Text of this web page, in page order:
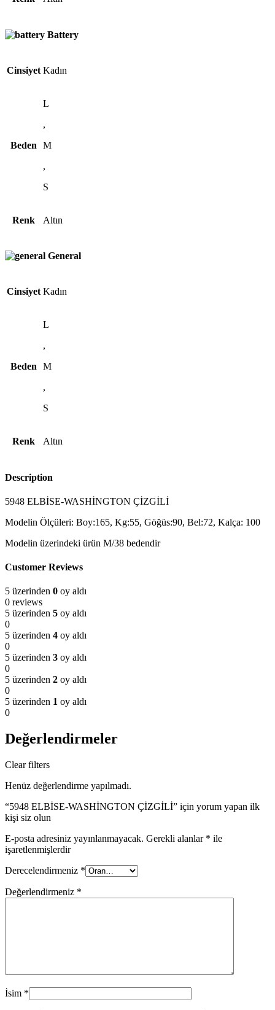
Battery
Cinsiyet Kadın
Beden
L
,
M
,
S
Renk Altın
General
Cinsiyet Kadın
Beden
L
,
M
,
S
Renk Altın
Description
5948 ELBİSE-WASHİNGTON ÇİZGİLİ
Modelin Ölçüleri: Boy:165, Kg:55, Göğüs:90, Bel:72, Kalça: 100
Modelin üzerindeki ürün M/38 bedendir
Customer Reviews
5 üzerinden 0 oy aldı
0 reviews
5 üzerinden 5 oy aldı
0
5 üzerinden 4 oy aldı
0
5 üzerinden 3 oy aldı
0
5 üzerinden 2 oy aldı
0
5 üzerinden 1 oy aldı
0
Değerlendirmeler
Clear filters
Henüz değerlendirme yapılmadı.
“5948 ELBİSE-WASHİNGTON ÇİZGİLİ” için yorum yapan ilk
kişi siz olun
E-posta adresiniz yayınlanmayacak. Gerekli alanlar * ile
işaretlenmişlerdir
Derecelendirmeniz *
Değerlendirmeniz *
İsim *